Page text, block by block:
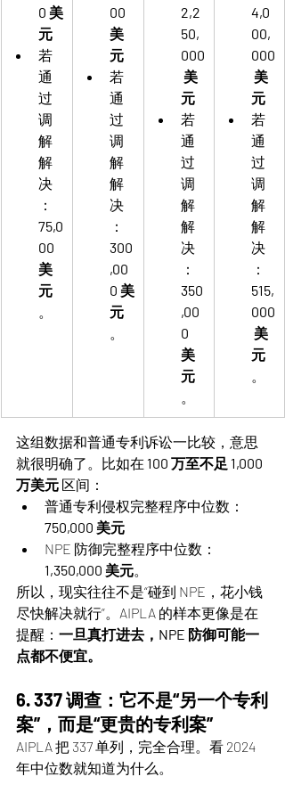
0 美
元
若
通
过
调
解
解
决
：
75,0
00
美
元
。
00
美
元
若
通
过
调
解
解
决
：
300
,00
0 美
元
。
2,2
50,
000
美
元
若
通
过
调
解
解
决
：
350
,00
0
美
元
。
4,0
00,
000
美
元
若
通
过
调
解
解
决
：
515,
000
美
元
。
这组数据和普通专利诉讼一比较，意思
就很明确了。比如在 100 万至不足 1,000
万美元 区间：
普通专利侵权完整程序中位数：
750,000 美元
NPE 防御完整程序中位数：
1,350,000 美元。
所以，现实往往不是“碰到 NPE，花小钱
尽快解决就行”。AIPLA 的样本更像是在
提醒： 一旦真打进去，NPE 防御可能一
点都不便宜。
6. 337 调查：它不是“另一个专利
案”，而是“更贵的专利案”
AIPLA 把 337 单列，完全合理。看 2024
年中位数就知道为什么。